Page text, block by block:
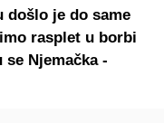
došlo je do same
rasplet u borbi
Njemačka -